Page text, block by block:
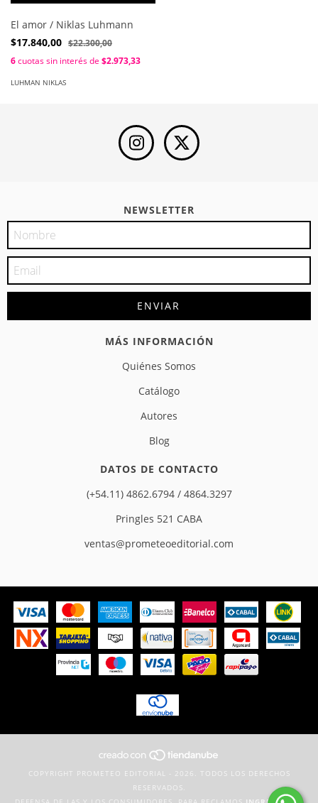
El amor / Niklas Luhmann
$17.840,00 $22.300,00
6cuotas sin interés de $2.973,33
LUHMAN NIKLAS
NEWSLETTER
MÁS INFORMACIÓN
Quiénes Somos
Catálogo
Autores
Blog
DATOS DE CONTACTO
(+54.11) 4862.6794 / 4864.3297
Pringles 521 CABA
ventas@prometeoeditorial.com
COPYRIGHT PROMETEO EDITORIAL - 2026. TODOS LOS DERECHOS
RESERVADOS.